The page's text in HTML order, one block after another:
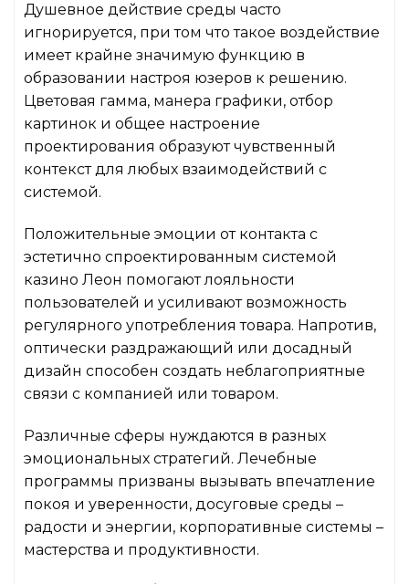
Душевное действие среды часто
игнорируется, при том что такое воздействие
имеет крайне значимую функцию в
образовании настроя юзеров к решению.
Цветовая гамма, манера графики, отбор
картинок и общее настроение
проектирования образуют чувственный
контекст для любых взаимодействий с
системой.
Положительные эмоции от контакта с
эстетично спроектированным системой
казино Леон помогают лояльности
пользователей и усиливают возможность
регулярного употребления товара. Напротив,
оптически раздражающий или досадный
дизайн способен создать неблагоприятные
связи с компанией или товаром.
Различные сферы нуждаются в разных
эмоциональных стратегий. Лечебные
программы призваны вызывать впечатление
покоя и уверенности, досуговые среды –
радости и энергии, корпоративные системы –
мастерства и продуктивности.